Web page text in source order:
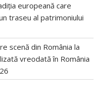
europeană care
traseu al patrimoniului
scenă din România la
vreodată în România